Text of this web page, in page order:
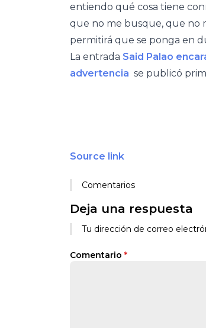
entiendo qué cosa tiene
que no me busque, que no
permitirá que se ponga en
La entrada Said Palao
advertencia se publicó
Source link
Comentarios
Deja una respuesta
Tu dirección de correo
Comentario *